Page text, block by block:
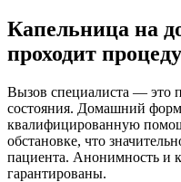
Капельница на
проходит
Вызов специалиста — это
состояния. Домашний
квалифицированную
обстановке, что
пациента. Анонимность и
гарантированы.